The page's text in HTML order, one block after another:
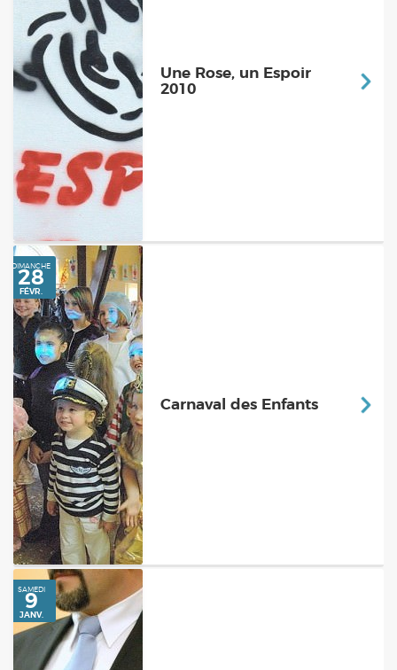
SAMEDI
1
MAI
Une Rose, un Espoir
2010
Carnaval des Enfants